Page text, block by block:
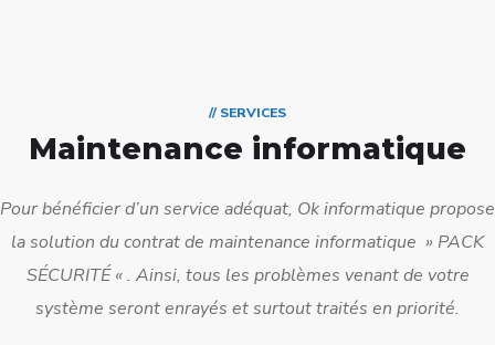
// SERVICES
Maintenance informatique
Pour bénéficier d’un service adéquat, Ok informatique propose
la solution du contrat de maintenance informatique » PACK
SÉCURITÉ « . Ainsi, tous les problèmes venant de votre
système seront enrayés et surtout traités en priorité.